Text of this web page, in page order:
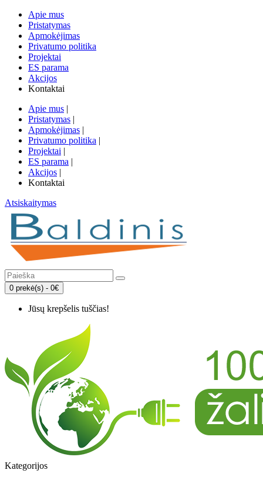
Apie mus
Pristatymas
Apmokėjimas
Privatumo politika
Projektai
ES parama
Akcijos
Kontaktai
Apie mus |
Pristatymas |
Apmokėjimas |
Privatumo politika |
Projektai |
ES parama |
Akcijos |
Kontaktai
Atsiskaitymas
0 prekė(s) - 0€
Jūsų krepšelis tuščias!
Kategorijos